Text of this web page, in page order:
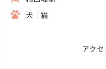
犬
猫
アク